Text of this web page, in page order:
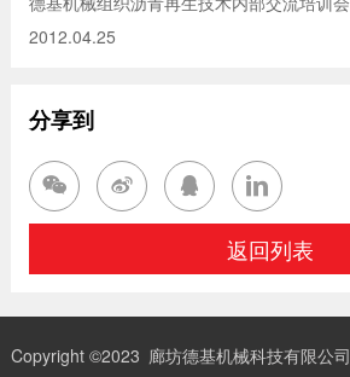
2012.04.25
分享到
   
返回列表
Copyright ©2023 廊坊德基机械科技有限公司